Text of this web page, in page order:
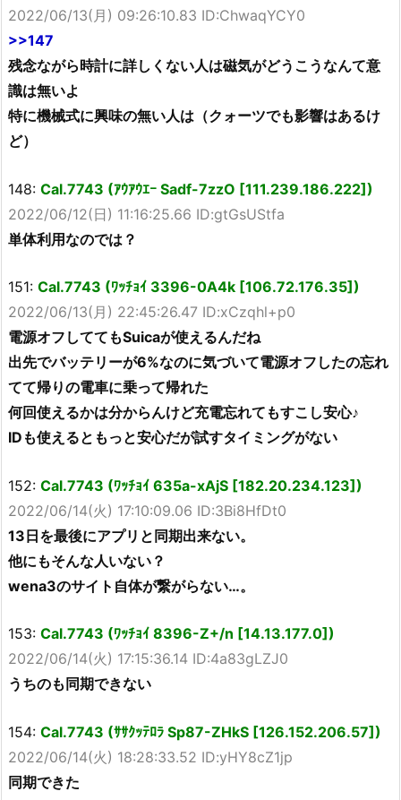
2022/06/13(月) 09:26:10.83 ID:ChwaqYCY0
>>147
残念ながら時計に詳しくない人は磁気がどうこうなんて意
識は無いよ
特に機械式に興味の無い人は（クォーツでも影響はあるけ
ど）
148: Cal.7743 (ｱｳｱｳｴｰ Sadf-7zzO [111.239.186.222])
2022/06/12(日) 11:16:25.66 ID:gtGsUStfa
単体利用なのでは？
151: Cal.7743 (ﾜｯﾁｮｲ 3396-0A4k [106.72.176.35])
2022/06/13(月) 22:45:26.47 ID:xCzqhl+p0
電源オフしててもSuicaが使えるんだね
出先でバッテリーが6%なのに気づいて電源オフしたの忘れ
てて帰りの電車に乗って帰れた
何回使えるかは分からんけど充電忘れてもすこし安心♪
IDも使えるともっと安心だが試すタイミングがない
152: Cal.7743 (ﾜｯﾁｮｲ 635a-xAjS [182.20.234.123])
2022/06/14(火) 17:10:09.06 ID:3Bi8HfDt0
13日を最後にアプリと同期出来ない。
他にもそんな人いない？
wena3のサイト自体が繋がらない…。
153: Cal.7743 (ﾜｯﾁｮｲ 8396-Z+/n [14.13.177.0])
2022/06/14(火) 17:15:36.14 ID:4a83gLZJ0
うちのも同期できない
154: Cal.7743 (ｻｻｸｯﾃﾛﾗ Sp87-ZHkS [126.152.206.57])
2022/06/14(火) 18:28:33.52 ID:yHY8cZ1jp
同期できた